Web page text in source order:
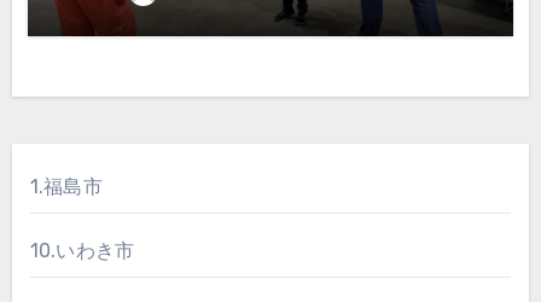
1.福島市
10.いわき市